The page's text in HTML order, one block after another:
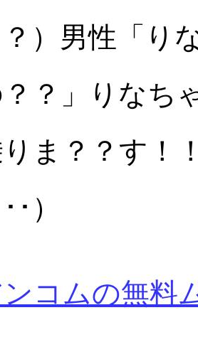
）男性「り
？」りなち
ま？？す！
）
コムの無料